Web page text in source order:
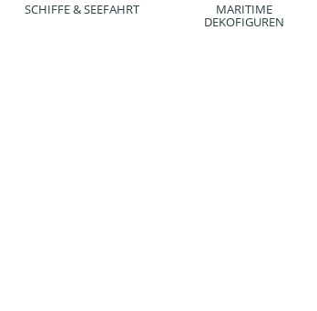
SCHIFFE & SEEFAHRT MARITIME
DEKOFIGUREN